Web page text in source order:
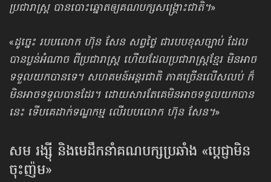
ប្រជារាស្ត្រ បានបោះឆ្នោតឲ្យគណបក្សសង្គ្រោះ​ជាតិ។»
«ដូច្នេះ របបលោក ហ៊ុន សែន សព្វថ្ងៃ ជារបបខុសច្បាប់ ដែល
បានប្លន់អំណាច ពីប្រជារាស្ត្រ ហើយដែល​ប្រជារាស្ត្រខ្មែរ មិនអាច
ទទួលយកបានទេ។ សហគមន៍អន្តរជាតិ ភាគច្រើន​លើសលប់ ក៏
មិនអាច​ទទួលបានដែរ។ ដោយសារតែគេមិនអាច​ទទួលយកបាន​
នេះ ទើបគេដាក់​ទណ្ឌកម្ម លើរបបលោក ហ៊ុន សែន។»
សម រង្ស៊ី និងមេដឹកនាំ​គណបក្សប្រឆាំង «ប្ដេជ្ញាមិន
ចុះញ៉ម»